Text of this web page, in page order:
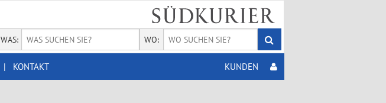
WAS: WO:
| KONTAKT KUNDEN